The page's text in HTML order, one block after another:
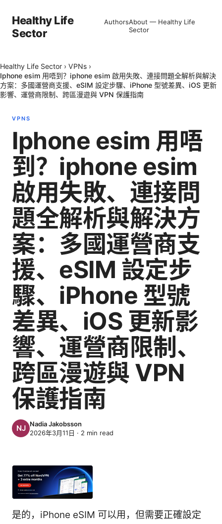
Healthy Life
Sector
AuthorsAbout — Healthy Life
Sector
Healthy Life Sector › VPNs ›
Iphone esim 用唔到？iphone esim 啟用失敗、連接問題全解析與解決
方案：多國運營商支援、eSIM 設定步驟、iPhone 型號差異、iOS 更新
影響、運營商限制、跨區漫遊與 VPN 保護指南
VPNS
Iphone esim 用唔
到？iphone esim
啟用失敗、連接問
題全解析與解決方
案：多國運營商支
援、eSIM 設定步
驟、iPhone 型號
差異、iOS 更新影
響、運營商限制、
跨區漫遊與 VPN
保護指南
Nadia Jakobsson
2026年3月11日 · 2 min read
是的，iPhone eSIM 可以用，但需要正確設定